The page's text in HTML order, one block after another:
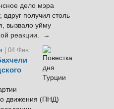
дело мэра
получил столь
вызвало уйму
реакции. →
| 04 Фев.
движения (ПНД)